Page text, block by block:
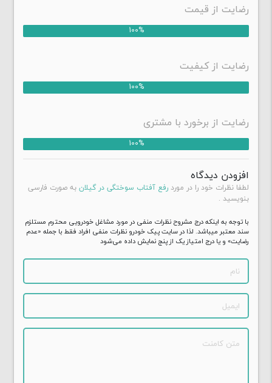
رضایت از قیمت
100%
رضایت از کیفیت
100%
رضایت از برخورد با مشتری
100%
افزودن دیدگاه
لطفا نظرات خود را در موردرفع آفتاب سوختگی در گیلانبه صورت فارسی
بنویسید .
با توجه به اینکه درج مشروح نظرات منفی در مورد مشاغل خودرویی محترم مستلزم
سند معتبر میباشد. لذا در سایت پیک خودرو نظرات منفی افراد فقط با جمله «عدم
رضایت» و یا درج امتیاز یک از پنج نمایش داده می‌شود